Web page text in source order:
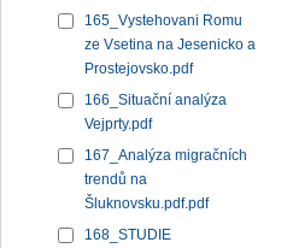
165_Vystehovani Romu
ze Vsetina na Jesenicko a
Prostejovsko.pdf
166_Situační analýza
Vejprty.pdf
167_Analýza migračních
trendů na
Šluknovsku.pdf.pdf
168_STUDIE